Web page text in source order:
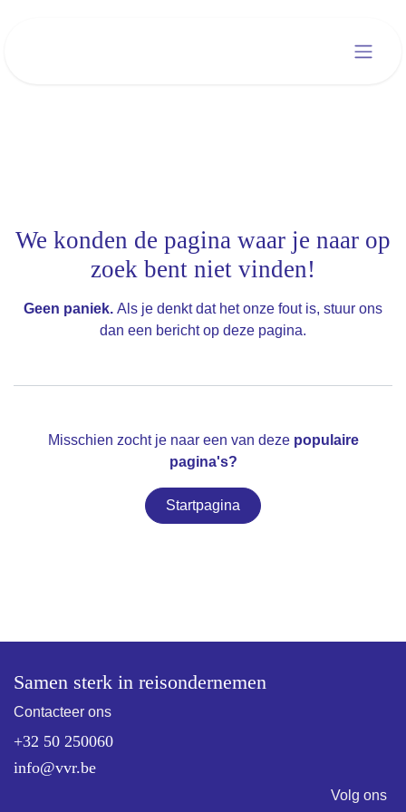
Fout 404
We konden de pagina waar je naar op
zoek bent niet vinden!
Geen paniek. Als je denkt dat het onze fout is, stuur ons
dan een bericht op deze pagina.
Misschien zocht je naar een van deze populaire
pagina's?
Startpagina
Samen sterk in reisondernemen
Contacteer ons
+32 50 250060
info@vvr.be
Volg ons